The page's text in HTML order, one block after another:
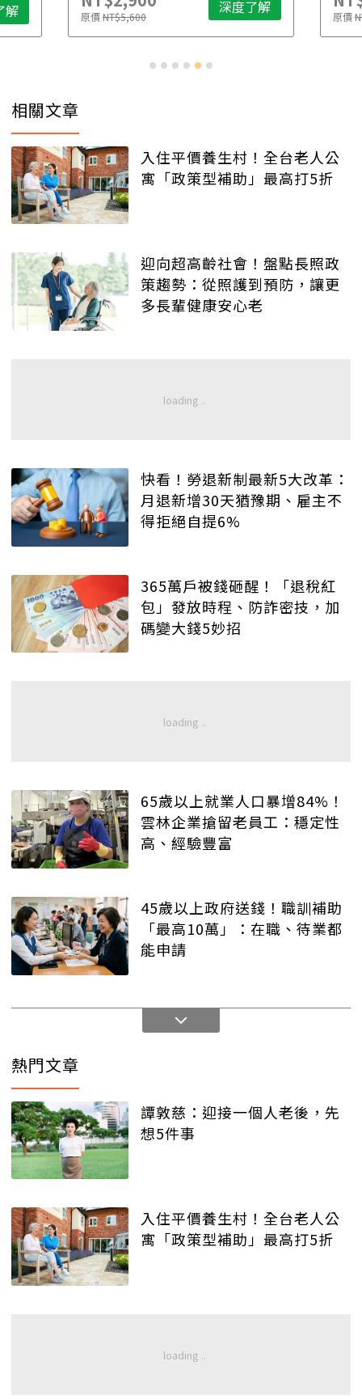
解 原價NT$5,600 深度了解 原價
相關文章
入住平價養生村！全台老人公
寓「政策型補助」最高打5折
迎向超高齡社會！盤點長照政
策趨勢：從照護到預防，讓更
多長輩健康安心老
快看！勞退新制最新5大改革：
月退新增30天猶豫期、雇主不
得拒絕自提6%
365萬戶被錢砸醒！「退稅紅
包」發放時程、防詐密技，加
碼變大錢5妙招
65歲以上就業人口暴增84%！
雲林企業搶留老員工：穩定性
高、經驗豐富
45歲以上政府送錢！職訓補助
「最高10萬」：在職、待業都
能申請
熱門文章
譚敦慈：迎接一個人老後，先
想5件事
入住平價養生村！全台老人公
寓「政策型補助」最高打5折